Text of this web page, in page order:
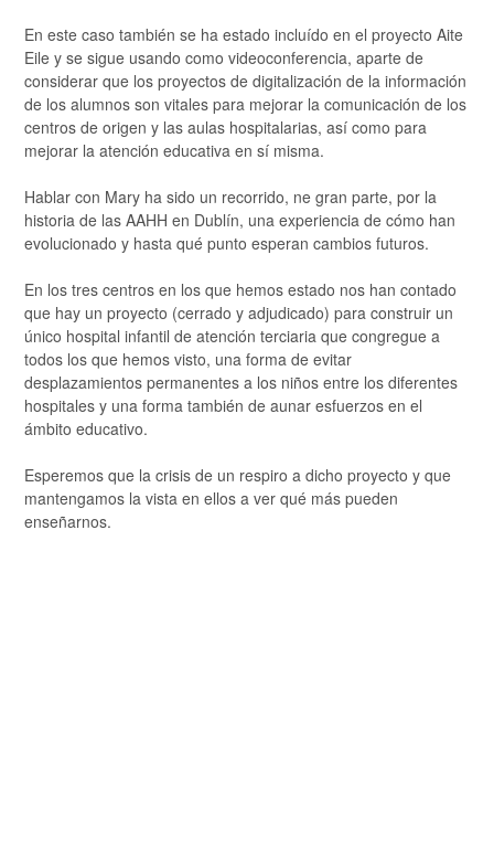
En este caso también se ha estado incluído en el proyecto Aite
Eile y se sigue usando como videoconferencia, aparte de
considerar que los proyectos de digitalización de la información
de los alumnos son vitales para mejorar la comunicación de los
centros de origen y las aulas hospitalarias, así como para
mejorar la atención educativa en sí misma.
Hablar con Mary ha sido un recorrido, ne gran parte, por la
historia de las AAHH en Dublín, una experiencia de cómo han
evolucionado y hasta qué punto esperan cambios futuros.
En los tres centros en los que hemos estado nos han contado
que hay un proyecto (cerrado y adjudicado) para construir un
único hospital infantil de atención terciaria que congregue a
todos los que hemos visto, una forma de evitar
desplazamientos permanentes a los niños entre los diferentes
hospitales y una forma también de aunar esfuerzos en el
ámbito educativo.
Esperemos que la crisis de un respiro a dicho proyecto y que
mantengamos la vista en ellos a ver qué más pueden
enseñarnos.